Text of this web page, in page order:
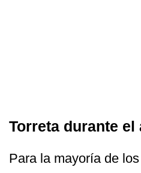
Torreta durante el
Para la mayoría de